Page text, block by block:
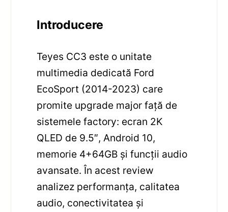
Introducere
Teyes CC3 este o unitate
multimedia dedicată Ford
EcoSport (2014-2023) care
promite upgrade major față de
sistemele factory: ecran 2K
QLED de 9.5″, Android 10,
memorie 4+64GB și funcții audio
avansate. În acest review
analizez performanța, calitatea
audio, conectivitatea și